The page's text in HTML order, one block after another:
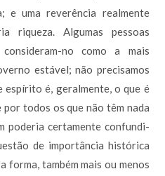
e uma reverência realmente
riqueza. Algumas pessoas
no como a mais
estável; não precisamos
espírito é, geralmente, o que é
todos os que não têm nada
poderia certamente confundi-
de importância histórica
forma, também mais ou menos